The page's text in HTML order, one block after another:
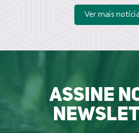
Ver mais
Assine